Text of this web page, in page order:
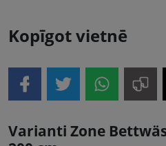
Kopīgot vietnē
Varianti Zone